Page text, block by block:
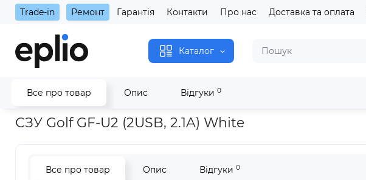
Trade-in Ремонт Гарантія Контакти Про нас Доставка та оплата
Каталог
Все про товар Опис Відгуки 0
Головна Аксесуари Зарядні пристрої Адаптери
СЗУ Golf GF-U2 (2USB, 2.1A) White
Все про товар Опис Відгуки 0